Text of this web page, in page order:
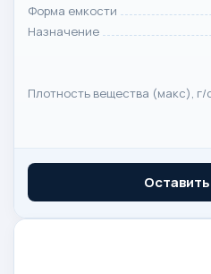
Форма емкости
Назначение
Плотность вещества (макс), г/
Оставить